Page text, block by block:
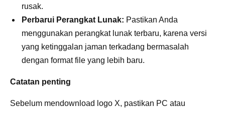
rusak.
Perbarui Perangkat Lunak: Pastikan Anda
menggunakan perangkat lunak terbaru, karena versi
yang ketinggalan jaman terkadang bermasalah
dengan format file yang lebih baru.
Catatan penting
Sebelum mendownload logo X, pastikan PC atau